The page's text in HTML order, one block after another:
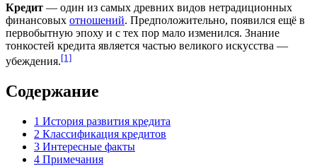
Кредит — один из самых древних видов нетрадиционных
финансовых отношений. Предположительно, появился ещё в
первобытную эпоху и с тех пор мало изменился. Знание
тонкостей кредита является частью великого искусства —
убеждения.[1]
Содержание
1 История развития кредита
2 Классификация кредитов
3 Интересные факты
4 Примечания